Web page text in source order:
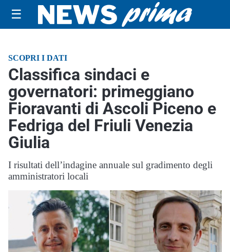
☰
SCOPRI I DATI
Classifica sindaci e
governatori: primeggiano
Fioravanti di Ascoli Piceno e
Fedriga del Friuli Venezia
Giulia
I risultati dell’indagine annuale sul gradimento degli
amministratori locali